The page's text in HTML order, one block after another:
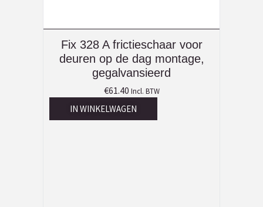
Fix 328 A frictieschaar voor
deuren op de dag montage,
gegalvansieerd
€61.40 Incl. BTW
IN WINKELWAGEN